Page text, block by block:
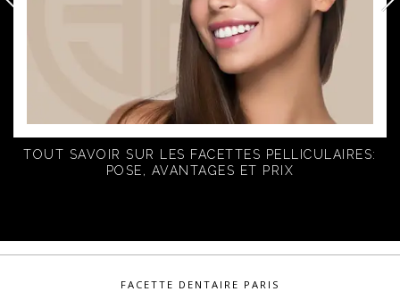
BLANCHIMENT DENTAIRE PARIS